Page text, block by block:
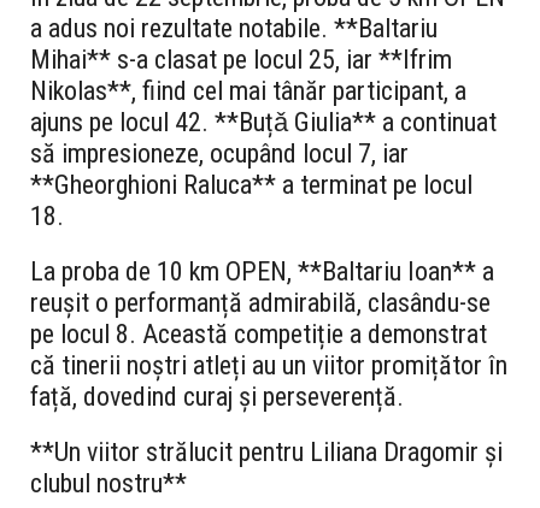
a adus noi rezultate notabile. **Baltariu
Mihai** s-a clasat pe locul 25, iar **Ifrim
Nikolas**, fiind cel mai tânăr participant, a
ajuns pe locul 42. **Buțǎ Giulia** a continuat
să impresioneze, ocupând locul 7, iar
**Gheorghioni Raluca** a terminat pe locul
18.
La proba de 10 km OPEN, **Baltariu Ioan** a
reușit o performanță admirabilă, clasându-se
pe locul 8. Această competiție a demonstrat
că tinerii noștri atleți au un viitor promițător în
față, dovedind curaj și perseverență.
**Un viitor strălucit pentru Liliana Dragomir și
clubul nostru**